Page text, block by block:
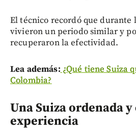
El técnico recordó que durante
vivieron un periodo similar y
recuperaron la efectividad.
Lea además: ¿Qué tiene Suiza
Colombia?
Una Suiza ordenada y
experiencia